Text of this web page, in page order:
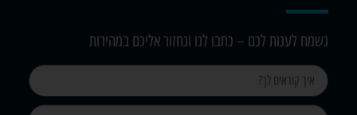
נשמח לענות לכם – כתבו לנו ונחזור אליכם במהירות